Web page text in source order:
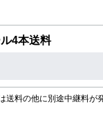
4本送料
送料の他に別途中継料が